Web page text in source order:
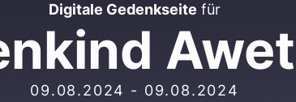
Digitale Gedenkseite für
09.08.2024 - 09.08.2024